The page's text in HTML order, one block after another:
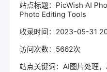
站点标题：PicWish AI
Photo Editing Tools
收录时间：2023-05-31
访问次数：5662次
站点关键词：AI图片处理